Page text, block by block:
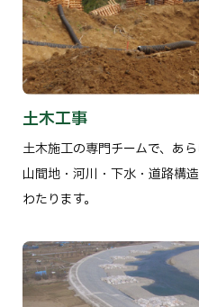
土木工事
土木施工の専門チームで、あ
山間地・河川・下水・道路構
わたります。